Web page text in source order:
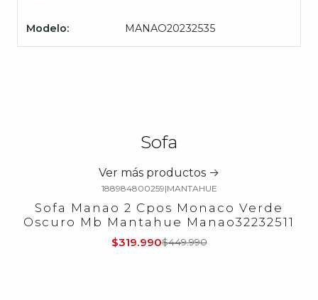
Modelo: MANAO20232535
Sofa
Ver más productos
-29% OFF
188984800259|MANTAHUE
Sofa Manao 2 Cpos Monaco Verde
Oscuro Mb Mantahue Manao32232511
$319.990$449.990